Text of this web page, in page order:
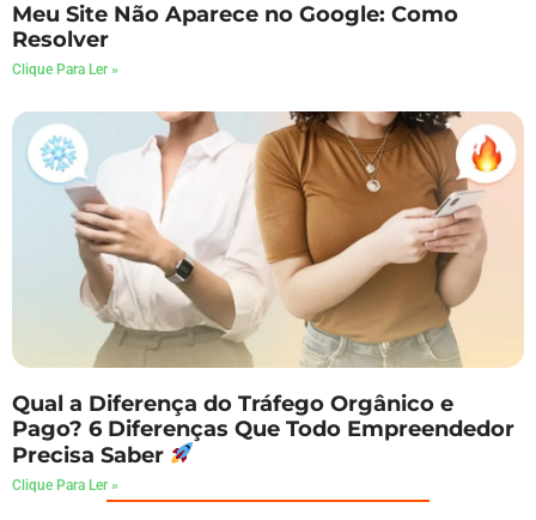
Meu Site Não Aparece no Google: Como
Resolver
Clique Para Ler »
Qual a Diferença do Tráfego Orgânico e
Pago? 6 Diferenças Que Todo Empreendedor
Precisa Saber
Clique Para Ler »